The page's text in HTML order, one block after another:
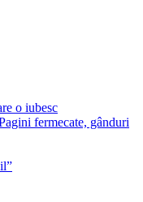
o iubesc
fermecate, gânduri